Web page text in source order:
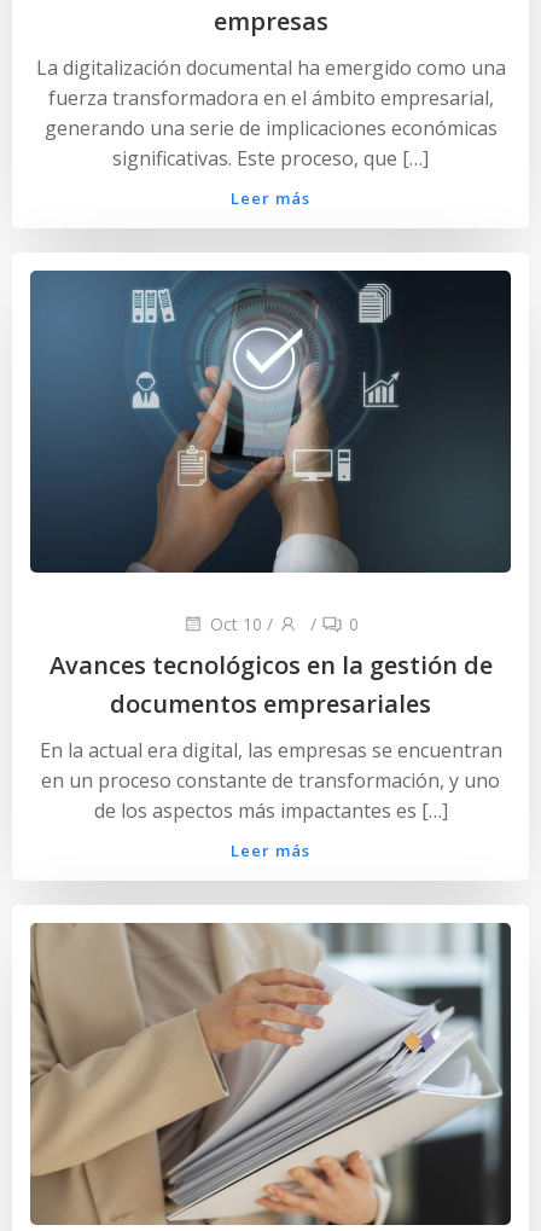
empresas
La digitalización documental ha emergido como una
fuerza transformadora en el ámbito empresarial,
generando una serie de implicaciones económicas
significativas. Este proceso, que […]
Leer más
Oct 10 / / 0
Avances tecnológicos en la gestión de
documentos empresariales
En la actual era digital, las empresas se encuentran
en un proceso constante de transformación, y uno
de los aspectos más impactantes es […]
Leer más